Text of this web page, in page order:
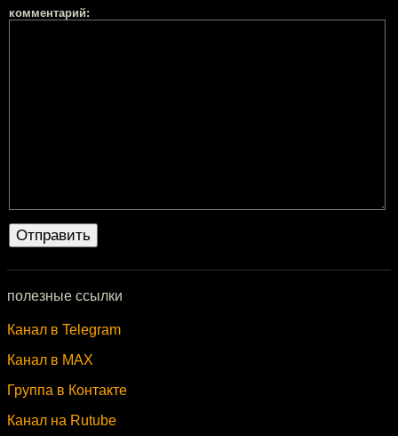
комментарий:
полезные ссылки
Канал в Telegram
Канал в MAX
Группа в Контакте
Канал на Rutube